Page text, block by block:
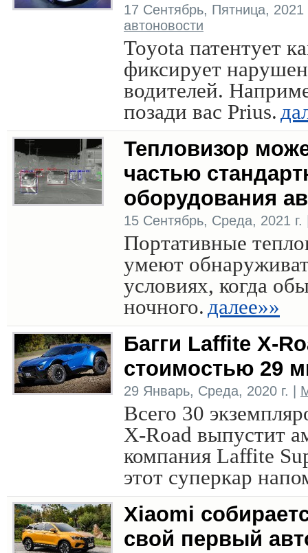
17 Сентябрь, Пятница, 2021
автоновости
Toyota патентует
фиксирует
водителей.
позади вас Prius.
Тепловизор
частью
оборудования
15 Сентябрь, Среда, 2021
Портативные
умеют
условиях, когда
ночного. далее»»
Багги Laffite X-
стоимостью 29
29 Январь, Среда, 2020 г. |
Всего 30
X-Road выпустит
компания Laffite
этот суперкар
Xiaomi
свой первый